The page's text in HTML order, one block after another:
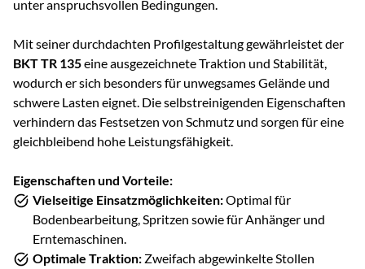
unter anspruchsvollen Bedingungen.
Mit seiner durchdachten Profilgestaltung gewährleistet der
BKT TR 135eine ausgezeichnete Traktion und Stabilität,
wodurch er sich besonders für unwegsames Gelände und
schwere Lasten eignet. Die selbstreinigenden Eigenschaften
verhindern das Festsetzen von Schmutz und sorgen für eine
gleichbleibend hohe Leistungsfähigkeit.
Eigenschaften und Vorteile:
Vielseitige Einsatzmöglichkeiten:Optimal für
Bodenbearbeitung, Spritzen sowie für Anhänger und
Erntemaschinen.
Optimale Traktion: Zweifach abgewinkelte Stollen